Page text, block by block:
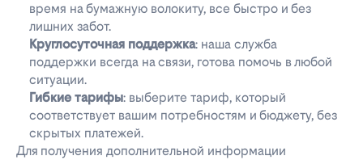
время на бумажную волокиту, все быстро и без
лишних забот.
Круглосуточная поддержка: наша служба
поддержки всегда на связи, готова помочь в любой
ситуации.
Гибкие тарифы: выберите тариф, который
соответствует вашим потребностям и бюджету, без
скрытых платежей.
Для получения дополнительной информации